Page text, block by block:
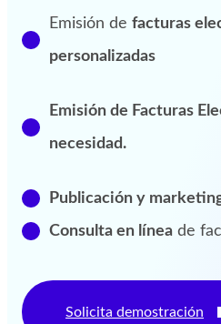
Emisión de facturas
personalizadas
Emisión de Facturas
necesidad.
Publicación y
Consulta en línea de
Solicita demostración